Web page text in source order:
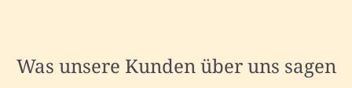
Was unsere Kunden über uns sagen